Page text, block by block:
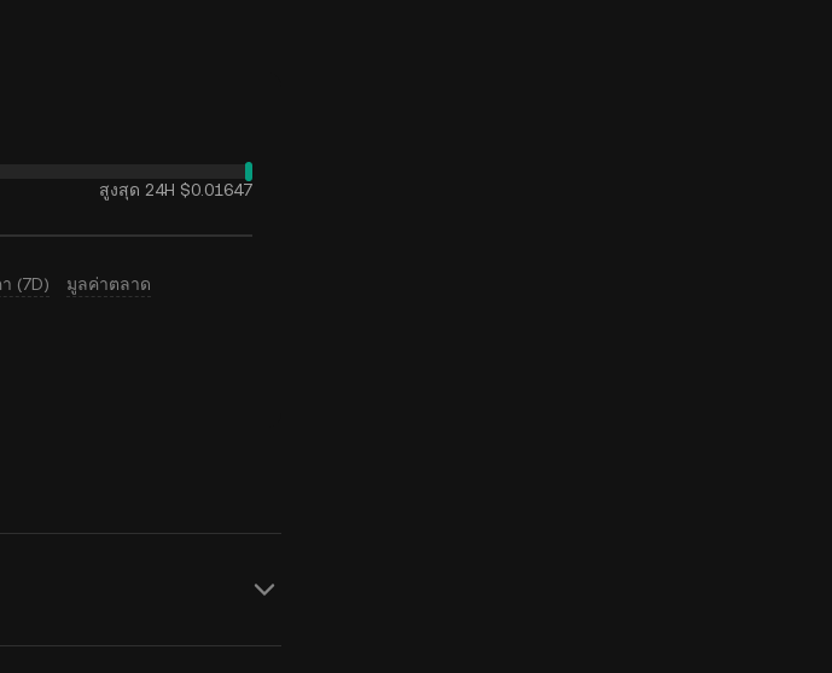
สูงสุด 24H $0.01647
(7D) มูลค่าตลาด
Origin Protocol